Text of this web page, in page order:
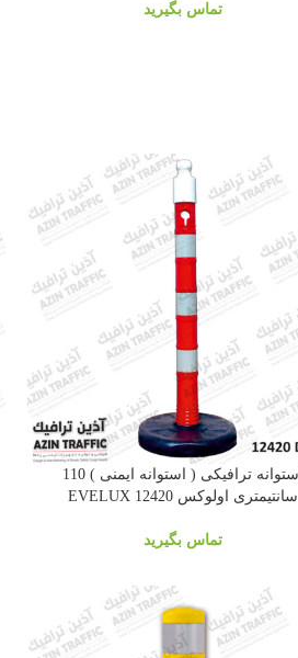
تماس بگیرید
استوانه ترافیکی ( استوانه ایمنی ) 110
سانتیمتری اولوکس EVELUX 12420
تماس بگیرید